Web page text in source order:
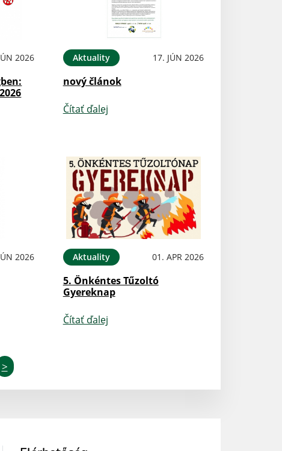
2026 Aktuality 17. JÚN 2026
nový článok
Čítať ďalej
2026 Aktuality 01. APR 2026
5. Önkéntes Tűzoltó
Gyereknap
Čítať ďalej
>